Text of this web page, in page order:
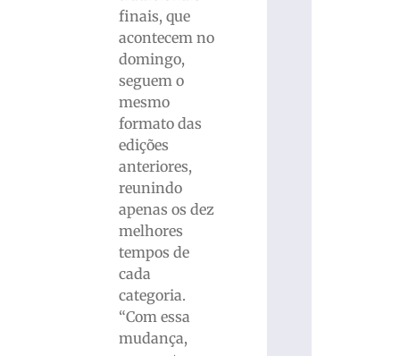
finais, que
acontecem no
domingo,
seguem o
mesmo
formato das
edições
anteriores,
reunindo
apenas os dez
melhores
tempos de
cada
categoria.
“Com essa
mudança,